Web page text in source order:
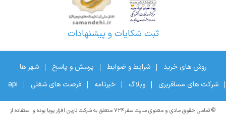
ثبت شکایات و پیشنهادات
روش های خرید شرایط و ضوابط پرسش و پاسخ
شهر ها
شرکت های مسافربری
وبلاگ خبرنامه فرصت های شغلی api
© تمامی حقوق مادی و معنوی سایت سفر۷۲۴ متعلق به شرکت نارین افزار پویا بوده و استفاده از